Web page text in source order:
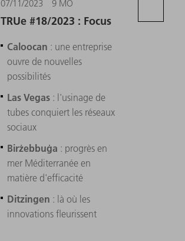
07/11/2023 9 MO
TRUe #18/2023 : Focus
Caloocan : une entreprise
ouvre de nouvelles
possibilités
Las Vegas : l'usinage de
tubes conquiert les réseaux
sociaux
Birżebbuġa : progrès en
mer Méditerranée en
matière d'efficacité
Ditzingen : là où les
innovations fleurissent